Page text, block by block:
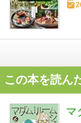
この本を読ん
マ